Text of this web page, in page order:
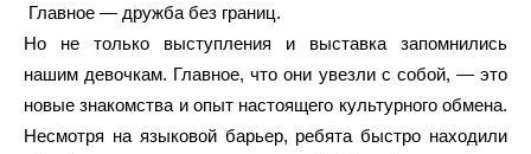
Главное — дружба без границ.
Но не только выступления и выставка запомнились
нашим девочкам. Главное, что они увезли с собой, — это
новые знакомства и опыт настоящего культурного обмена.
Несмотря на языковой барьер, ребята быстро находили